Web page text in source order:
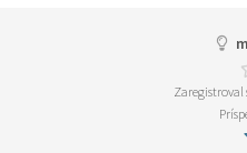
Zaregistroval